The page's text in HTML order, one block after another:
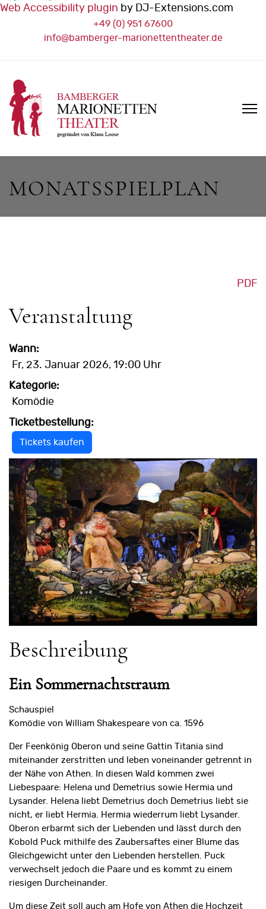
Web Accessibility plugin by DJ-Extensions.com
+49 (0) 951 67600
info@bamberger-marionettentheater.de
MONATSSPIELPLAN
PDF
Veranstaltung
Wann:
Fr, 23. Januar 2026, 19:00 Uhr
Kategorie:
Komödie
Ticketbestellung:
Tickets kaufen
Beschreibung
Ein Sommernachtstraum
Schauspiel
Komödie von William Shakespeare von ca. 1596
Der Feenkönig Oberon und seine Gattin Titania sind
miteinander zerstritten und leben voneinander getrennt in
der Nähe von Athen. In diesen Wald kommen zwei
Liebespaare: Helena und Demetrius sowie Hermia und
Lysander. Helena liebt Demetrius doch Demetrius liebt sie
nicht, er liebt Hermia. Hermia wiederrum liebt Lysander.
Oberon erbarmt sich der Liebenden und lässt durch den
Kobold Puck mithilfe des Zaubersaftes einer Blume das
Gleichgewicht unter den Liebenden herstellen. Puck
verwechselt jedoch die Paare und es kommt zu einem
riesigen Durcheinander.
Um diese Zeit soll auch am Hofe von Athen die Hochzeit